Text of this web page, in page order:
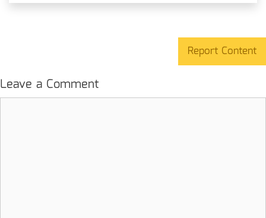
Report Content
Leave a Comment